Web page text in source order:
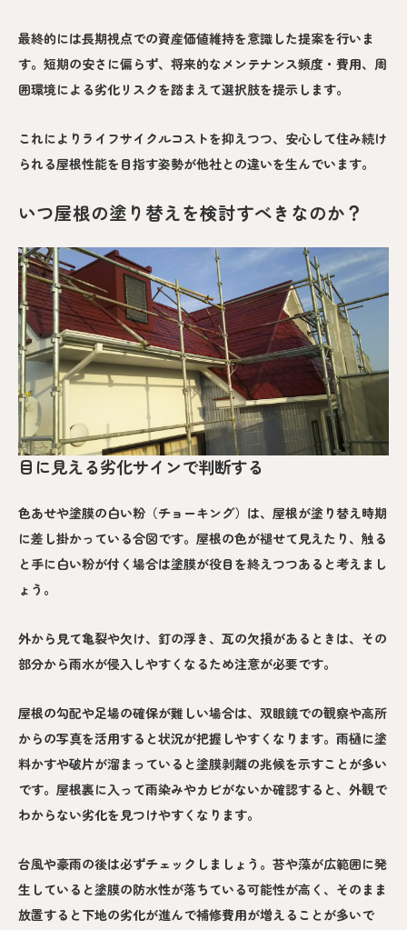
最終的には長期視点での資産価値維持を意識した提案を行いま
す。短期の安さに偏らず、将来的なメンテナンス頻度・費用、周
囲環境による劣化リスクを踏まえて選択肢を提示します。
これによりライフサイクルコストを抑えつつ、安心して住み続け
られる屋根性能を目指す姿勢が他社との違いを生んでいます。
いつ屋根の塗り替えを検討すべきなのか？
目に見える劣化サインで判断する
色あせや塗膜の白い粉（チョーキング）は、屋根が塗り替え時期
に差し掛かっている合図です。屋根の色が褪せて見えたり、触る
と手に白い粉が付く場合は塗膜が役目を終えつつあると考えまし
ょう。
外から見て亀裂や欠け、釘の浮き、瓦の欠損があるときは、その
部分から雨水が侵入しやすくなるため注意が必要です。
屋根の勾配や足場の確保が難しい場合は、双眼鏡での観察や高所
からの写真を活用すると状況が把握しやすくなります。雨樋に塗
料かすや破片が溜まっていると塗膜剥離の兆候を示すことが多い
です。屋根裏に入って雨染みやカビがないか確認すると、外観で
わからない劣化を見つけやすくなります。
台風や豪雨の後は必ずチェックしましょう。苔や藻が広範囲に発
生していると塗膜の防水性が落ちている可能性が高く、そのまま
放置すると下地の劣化が進んで補修費用が増えることが多いで